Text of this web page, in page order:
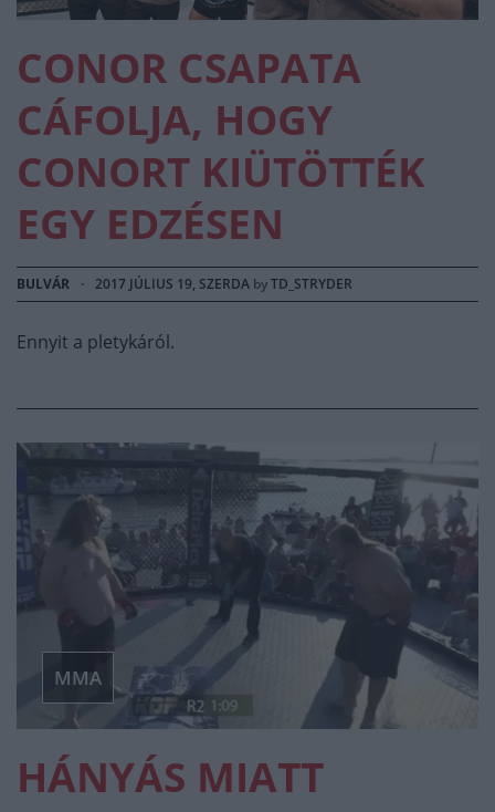
CONOR CSAPATA
CÁFOLJA, HOGY
CONORT KIÜTÖTTÉK
EGY EDZÉSEN
BULVÁR · 2017 JÚLIUS 19, SZERDA byTD_STRYDER
Ennyit a pletykáról.
MMA
HÁNYÁS MIATT